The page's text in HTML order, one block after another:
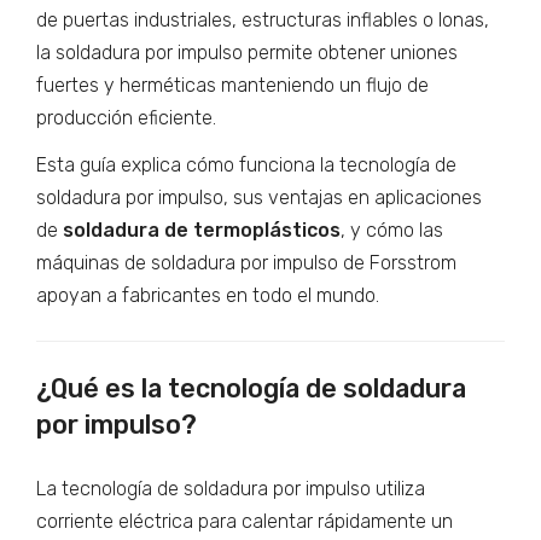
de puertas industriales, estructuras inflables o lonas,
la soldadura por impulso permite obtener uniones
fuertes y herméticas manteniendo un flujo de
producción eficiente.
Esta guía explica cómo funciona la tecnología de
soldadura por impulso, sus ventajas en aplicaciones
de soldadura de termoplásticos, y cómo las
máquinas de soldadura por impulso de Forsstrom
apoyan a fabricantes en todo el mundo.
¿Qué es la tecnología de soldadura
por impulso?
La tecnología de soldadura por impulso utiliza
corriente eléctrica para calentar rápidamente un